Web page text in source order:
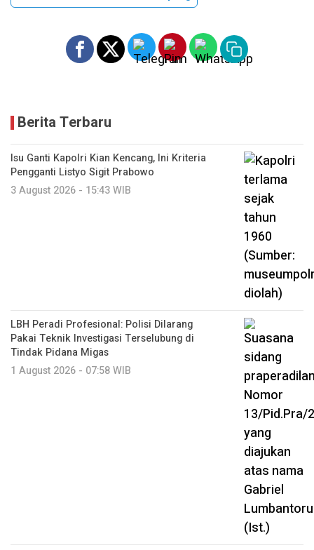
Berita Terbaru
Isu Ganti Kapolri Kian Kencang, Ini Kriteria
Pengganti Listyo Sigit Prabowo
3 August 2026 - 15:43 WIB
LBH Peradi Profesional: Polisi Dilarang
Pakai Teknik Investigasi Terselubung di
Tindak Pidana Migas
1 August 2026 - 07:58 WIB